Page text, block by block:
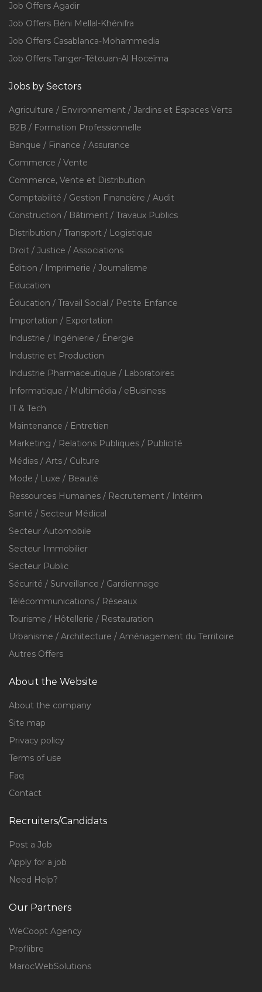
Job Offers Agadir
Job Offers Béni Mellal-Khénifra
Job Offers Casablanca-Mohammedia
Job Offers Tanger-Tétouan-Al Hoceïma
Jobs by Sectors
Agriculture / Environnement / Jardins et Espaces Verts
B2B / Formation Professionnelle
Banque / Finance / Assurance
Commerce / Vente
Commerce, Vente et Distribution
Comptabilité / Gestion Financière / Audit
Construction / Bâtiment / Travaux Publics
Distribution / Transport / Logistique
Droit / Justice / Associations
Édition / Imprimerie / Journalisme
Education
Éducation / Travail Social / Petite Enfance
Importation / Exportation
Industrie / Ingénierie / Énergie
Industrie et Production
Industrie Pharmaceutique / Laboratoires
Informatique / Multimédia / eBusiness
IT & Tech
Maintenance / Entretien
Marketing / Relations Publiques / Publicité
Médias / Arts / Culture
Mode / Luxe / Beauté
Ressources Humaines / Recrutement / Intérim
Santé / Secteur Médical
Secteur Automobile
Secteur Immobilier
Secteur Public
Sécurité / Surveillance / Gardiennage
Télécommunications / Réseaux
Tourisme / Hôtellerie / Restauration
Urbanisme / Architecture / Aménagement du Territoire
Autres Offers
About the Website
About the company
Site map
Privacy policy
Terms of use
Faq
Contact
Recruiters/Candidats
Post a Job
Apply for a job
Need Help?
Our Partners
WeCoopt Agency
Proflibre
MarocWebSolutions